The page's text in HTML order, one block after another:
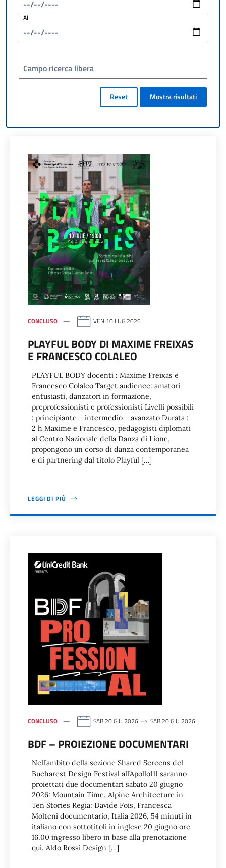
Al
Campo ricerca libera
Reset Mostra risultati
CONCLUSO VEN 10 LUG 2026
PLAYFUL BODY DI MAXIME FREIXAS
E FRANCESCO COLALEO
PLAYFUL BODY docenti : Maxime Freixas e
Francesco Colaleo Target audience: amatori
entusiasti, danzatori in formazione,
preprofessionisti e professionisti Livelli possibili
: principiante – intermedio – avanzato Durata :
2 h Maxime e Francesco, pedagogisti diplomati
al Centro Nazionale della Danza di Lione,
propongono un corso di danza contemporanea
e di partnering dal titolo Playful […]
LEGGI DI PIÙ
CONCLUSO SAB 20 GIU 2026 SAB 20 GIU 2026
BDF – PROIEZIONE DOCUMENTARI
Nell’ambito della sezione Shared Screens del
Bucharest Design Festival all’Apollo111 saranno
proiettati due documentari sabato 20 giugno
2026: Mountain Time. Alpine Architecture in
Ten Stories Regia: Davide Fois, Francesca
Molteni documentario, Italia 2026, 54 minuti in
italiano con sottotitoli in inglese 20 giugno ore
16.00 ingresso libero in base alla prenotazione
qui. Aldo Rossi Design […]